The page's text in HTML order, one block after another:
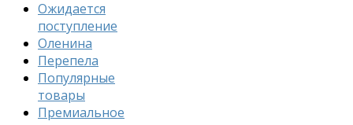
Ожидается
поступление
Оленина
Перепела
Популярные
товары
Премиальное